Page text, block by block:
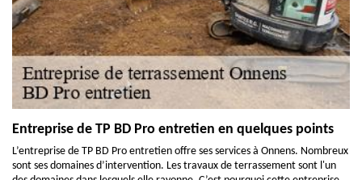
Entreprise de TP BD Pro entretien en quelques points
L’entreprise de TP BD Pro entretien offre ses services à Onnens. Nombreux
sont ses domaines d’intervention. Les travaux de terrassement sont l'un